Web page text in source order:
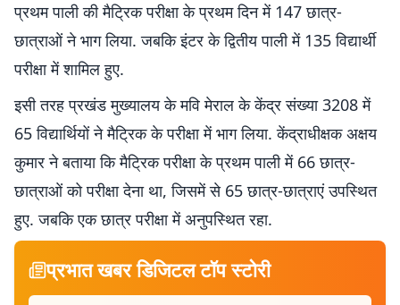
प्रथम पाली की मैट्रिक परीक्षा के प्रथम दिन में 147 छात्र-
छात्राओं ने भाग लिया. जबकि इंटर के द्वितीय पाली में 135 विद्यार्थी
परीक्षा में शामिल हुए.
इसी तरह प्रखंड मुख्यालय के मवि मेराल के केंद्र संख्या 3208 में
65 विद्यार्थियों ने मैट्रिक के परीक्षा में भाग लिया. केंद्राधीक्षक अक्षय
कुमार ने बताया कि मैट्रिक परीक्षा के प्रथम पाली में 66 छात्र-
छात्राओं को परीक्षा देना था, जिसमें से 65 छात्र-छात्राएं उपस्थित
हुए. जबकि एक छात्र परीक्षा में अनुपस्थित रहा.
प्रभात खबर डिजिटल टॉप स्टोरी